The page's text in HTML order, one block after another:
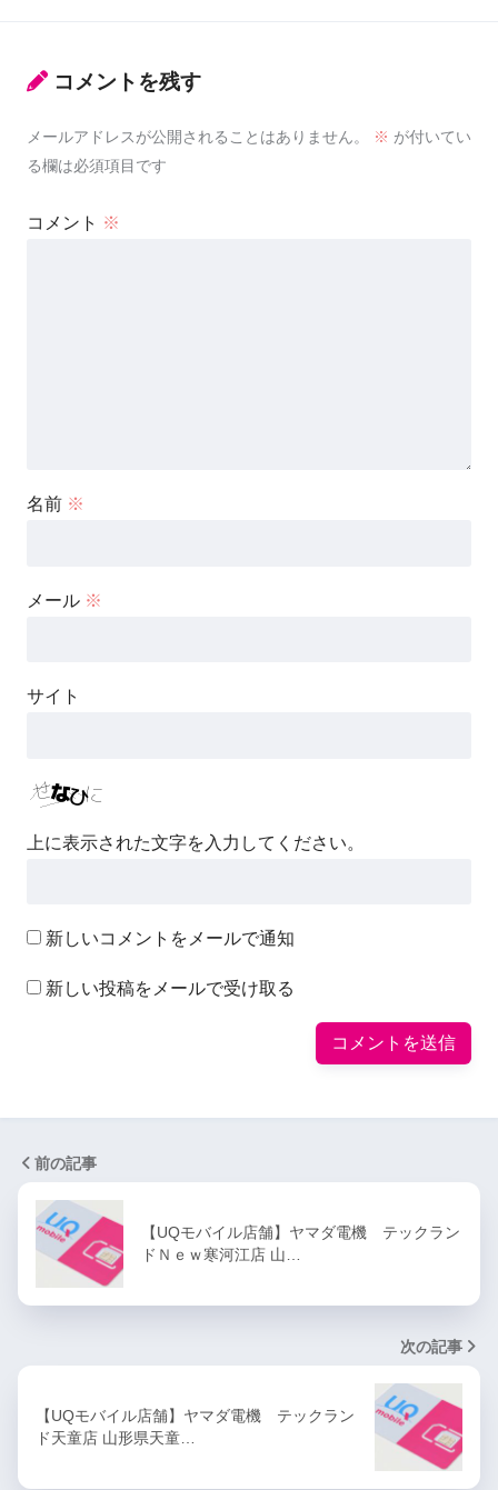
コメントを残す
メールアドレスが公開されることはありません。 ※ が付いてい
る欄は必須項目です
コメント ※
名前 ※
メール ※
サイト
上に表示された文字を入力してください。
新しいコメントをメールで通知
新しい投稿をメールで受け取る
前の記事
【UQモバイル店舗】ヤマダ電機 テックラン
ドＮｅｗ寒河江店 山…
次の記事
【UQモバイル店舗】ヤマダ電機 テックラン
ド天童店 山形県天童…